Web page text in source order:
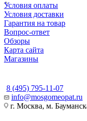
Условия оплаты
Условия доставки
Гарантия на товар
Вопрос-ответ
Обзоры
Карта сайта
Магазины
8 (495) 795-11-07
info@mosgomeopat.ru
г. Москва, м.